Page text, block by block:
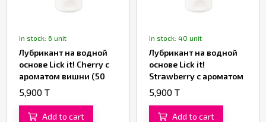
In stock: 6 unit
Лубрикант на водной
основе Lick it! Cherry с
ароматом вишни (50
ML)
5,900 T
Add to cart
In stock: 40 unit
Лубрикант на водной
основе Lick it!
Strawberry с ароматом
клубники (50 ML)
5,900 T
Add to cart